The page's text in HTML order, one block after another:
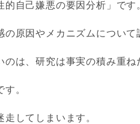
自己嫌悪の要因分析」です
原因やメカニズムについて
は、研究は事実の積み重ね
。
してしまいます。